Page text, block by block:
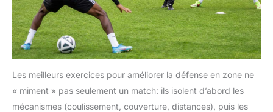
Les meilleurs exercices pour améliorer la défense en zone ne
« miment » pas seulement un match: ils isolent d’abord les
mécanismes (coulissement, couverture, distances), puis les